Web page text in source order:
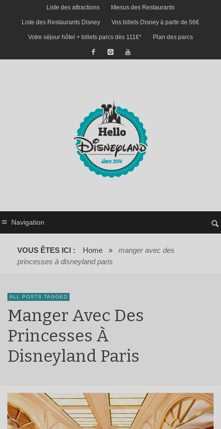
Liste des attractions Menus des Restaurants
Liste des Restaurants Disney Vos billets Disney à partir de 56€
Votre séjour hôtel + billets parcs dès 111€* Plan des parcs
Navigation
VOUS ÊTES ICI : Home »
manger avec des
princesses à disneyland paris
ALL POSTS TAGGED
Manger Avec Des
Princesses À
Disneyland Paris